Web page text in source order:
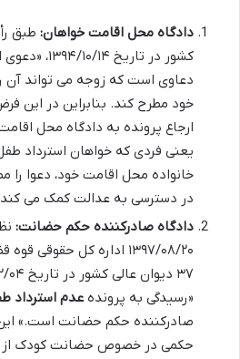
دادگاه محل اقامت خواهان: طبق
کشور در تاریخ
دعاوی است که زوجه می تواند آن
خود مطرح کند. بنابراین در این
ارجاع پرونده به دادگاه محل
یعنی فردی که خواهان استرداد
خانواده محل اقامت خود، دعوا را
در دسترسی به عدالت کمک می
دادگاه صادرکننده حکم حضانت:
۱۳۹۷/۰۸/۲۰ اداره کل
«رسیدگی به پرونده عدم استرداد
صادرکننده حکم حضانت است.»
حکمی در خصوص حضانت کودک از